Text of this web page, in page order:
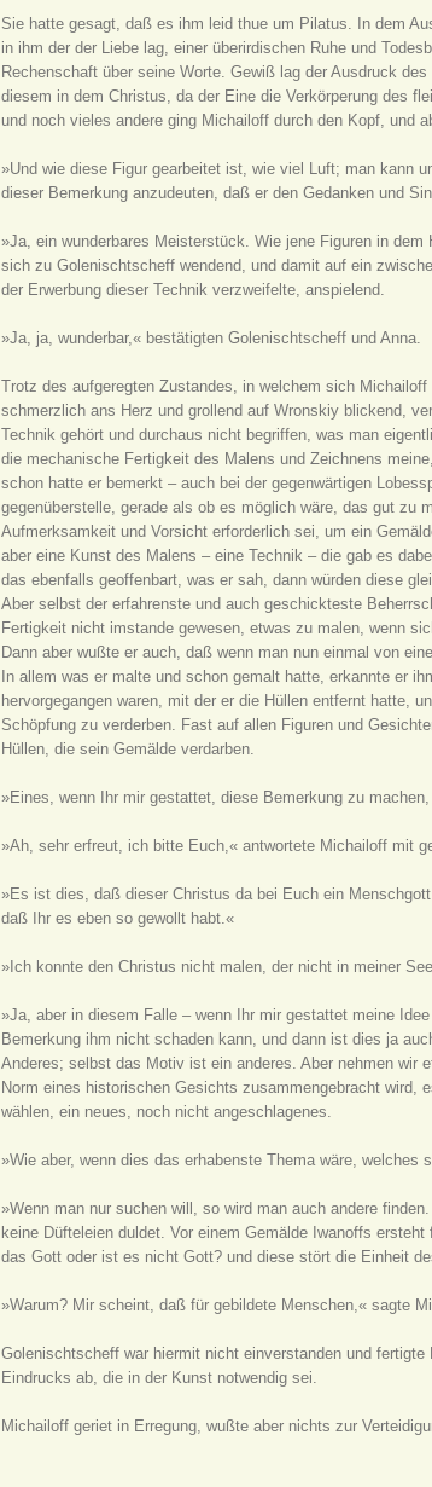
Sie hatte gesagt, daß es ihm leid thue um Pilatus. In dem
in ihm der der Liebe lag, einer überirdischen Ruhe und
Rechenschaft über seine Worte. Gewiß lag der Ausdruck
diesem in dem Christus, da der Eine die Verkörperung des
und noch vieles andere ging Michailoff durch den Kopf, und
»Und wie diese Figur gearbeitet ist, wie viel Luft; man kann
dieser Bemerkung anzudeuten, daß er den Gedanken und
»Ja, ein wunderbares Meisterstück. Wie jene Figuren in
sich zu Golenischtscheff wendend, und damit auf ein
der Erwerbung dieser Technik verzweifelte, anspielend.
»Ja, ja, wunderbar,« bestätigten Golenischtscheff und Anna.
Trotz des aufgeregten Zustandes, in welchem sich
schmerzlich ans Herz und grollend auf Wronskiy blickend,
Technik gehört und durchaus nicht begriffen, was man
die mechanische Fertigkeit des Malens und Zeichnens
schon hatte er bemerkt – auch bei der gegenwärtigen
gegenüberstelle, gerade als ob es möglich wäre, das gut zu
Aufmerksamkeit und Vorsicht erforderlich sei, um ein
aber eine Kunst des Malens – eine Technik – die gab es
das ebenfalls geoffenbart, was er sah, dann würden diese
Aber selbst der erfahrenste und auch geschickteste
Fertigkeit nicht imstande gewesen, etwas zu malen, wenn
Dann aber wußte er auch, daß wenn man nun einmal von
In allem was er malte und schon gemalt hatte, erkannte er
hervorgegangen waren, mit der er die Hüllen entfernt hatte,
Schöpfung zu verderben. Fast auf allen Figuren und
Hüllen, die sein Gemälde verdarben.
»Eines, wenn Ihr mir gestattet, diese Bemerkung zu
»Ah, sehr erfreut, ich bitte Euch,« antwortete Michailoff mit
»Es ist dies, daß dieser Christus da bei Euch ein
daß Ihr es eben so gewollt habt.«
»Ich konnte den Christus nicht malen, der nicht in meiner
»Ja, aber in diesem Falle – wenn Ihr mir gestattet meine
Bemerkung ihm nicht schaden kann, und dann ist dies ja
Anderes; selbst das Motiv ist ein anderes. Aber nehmen wir
Norm eines historischen Gesichts zusammengebracht wird,
wählen, ein neues, noch nicht angeschlagenes.
»Wie aber, wenn dies das erhabenste Thema wäre, welches
»Wenn man nur suchen will, so wird man auch andere
keine Düfteleien duldet. Vor einem Gemälde Iwanoffs
das Gott oder ist es nicht Gott? und diese stört die Einheit
»Warum? Mir scheint, daß für gebildete Menschen,« sagte
Golenischtscheff war hiermit nicht einverstanden und
Eindrucks ab, die in der Kunst notwendig sei.
Michailoff geriet in Erregung, wußte aber nichts zur